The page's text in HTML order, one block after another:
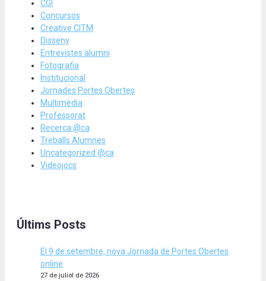
CGI
Concursos
Creative CITM
Disseny
Entrevistes alumni
Fotografia
Institucional
Jornades Portes Obertes
Multimèdia
Professorat
Recerca @ca
Treballs Alumnes
Uncategorized @ca
Videojocs
Últims Posts
El 9 de setembre, nova Jornada de Portes Obertes
online
27 de juliol de 2026